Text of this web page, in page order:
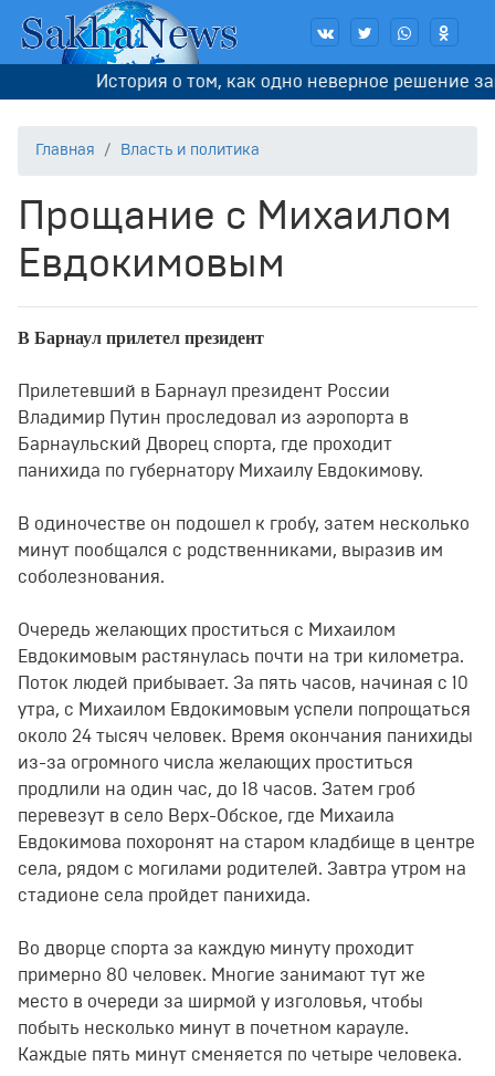
История о том, как одно неверное решение
Главная Власть и политика
Прощание с Михаилом
Евдокимовым
В Барнаул прилетел президент
Прилетевший в Барнаул президент России
Владимир Путин проследовал из аэропорта в
Барнаульский Дворец спорта, где проходит
панихида по губернатору Михаилу Евдокимову.
В одиночестве он подошел к гробу, затем несколько
минут пообщался с родственниками, выразив им
соболезнования.
Очередь желающих проститься с Михаилом
Евдокимовым растянулась почти на три километра.
Поток людей прибывает. За пять часов, начиная с 10
утра, с Михаилом Евдокимовым успели попрощаться
около 24 тысяч человек. Время окончания панихиды
из-за огромного числа желающих проститься
продлили на один час, до 18 часов. Затем гроб
перевезут в село Верх-Обское, где Михаила
Евдокимова похоронят на старом кладбище в центре
села, рядом с могилами родителей. Завтра утром на
стадионе села пройдет панихида.
Во дворце спорта за каждую минуту проходит
примерно 80 человек. Многие занимают тут же
место в очереди за ширмой у изголовья, чтобы
побыть несколько минут в почетном карауле.
Каждые пять минут сменяется по четыре человека.